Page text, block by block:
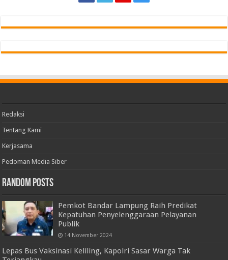
Redaksi
Tentang Kami
Kerjasama
Pedoman Media Siber
Random Posts
Pemkot Bandar Lampung Raih Predikat
Kepatuhan Penyelenggaraan Pelayanan
Publik
14 November 2024
Lepas Bus Vaksinasi Keliling, Kapolri Sasar Warga Tak